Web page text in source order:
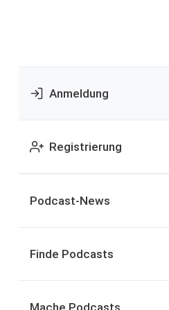
Anmeldung
Registrierung
Podcast-News
Finde Podcasts
Mache Podcasts